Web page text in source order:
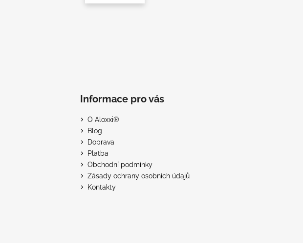
Informace pro vás
O Aloxxi®
Blog
Doprava
Platba
Obchodní podmínky
Zásady ochrany osobních údajů
Kontakty